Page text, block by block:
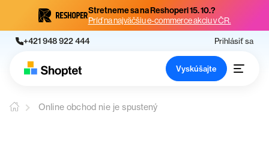
Stretneme sa na Reshoperi 15. 10.?
Príď na najväčšiu e-commerce akciu v ČR.
+421 948 922 444 Prihlásiť sa
Vyskúšajte
Online obchod nie je spustený